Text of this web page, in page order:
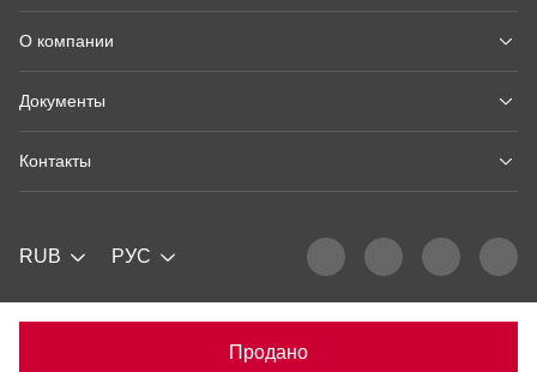
Продано
О компании
Документы
Контакты
RUB РУС